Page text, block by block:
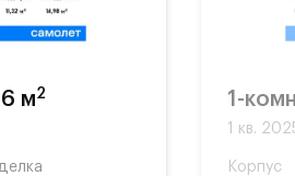
м2 1-
1 кв.
Корпус